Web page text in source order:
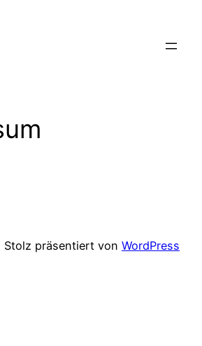
Stolz präsentiert von WordPress